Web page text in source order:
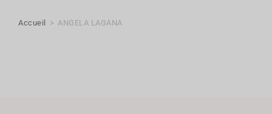
Accueil > ANGELA LAGANA